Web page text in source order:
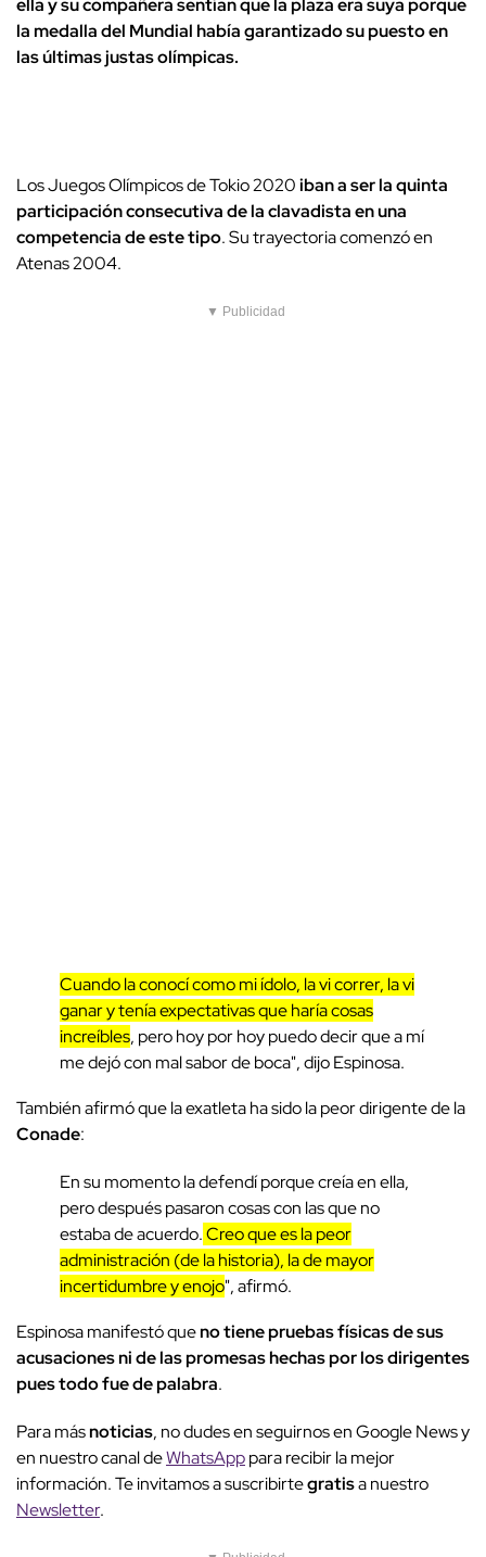
ella y su compañera sentían que la plaza era suya porque
la medalla del Mundial había garantizado su puesto en
las últimas justas olímpicas.
Los Juegos Olímpicos de Tokio 2020iban a ser la quinta
participación consecutiva de la clavadista en una
competencia de este tipo. Su trayectoria comenzó en
Atenas 2004.
▼ Publicidad
Cuando la conocí como mi ídolo, la vi correr, la vi
ganar y tenía expectativas que haría cosas
increíbles, pero hoy por hoy puedo decir que a mí
me dejó con mal sabor de boca", dijo Espinosa.
También afirmó que la exatleta ha sido la peor dirigente de la
Conade:
En su momento la defendí porque creía en ella,
pero después pasaron cosas con las que no
estaba de acuerdo.Creo que es la peor
administración (de la historia), la de mayor
incertidumbre y enojo", afirmó.
Espinosa manifestó queno tiene pruebas físicas de sus
acusaciones ni de las promesas hechas por los dirigentes
pues todo fue de palabra.
Para másnoticias, no dudes en seguirnos en Google News y
en nuestro canal deWhatsApppara recibir la mejor
información. Te invitamos a suscribirtegratisa nuestro
Newsletter.